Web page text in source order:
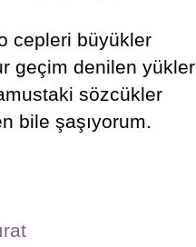
cepleri büyükler
geçim denilen yükler
sözcükler
bile şaşıyorum.